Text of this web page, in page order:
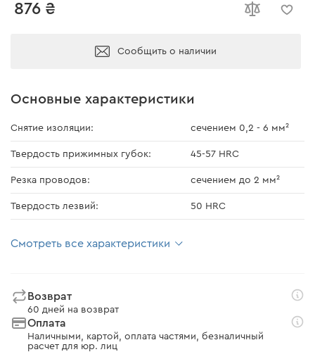
876 ₴
Сообщить о наличии
Основные характеристики
Снятие изоляции: сечением 0,2 - 6 мм²
Твердость прижимных губок: 45-57 HRC
Резка проводов: сечением до 2 мм²
Твердость лезвий: 50 HRC
Смотреть все характеристики
Возврат
60 дней на возврат
Оплата
Наличными, картой, оплата частями, безналичный
расчет для юр. лиц